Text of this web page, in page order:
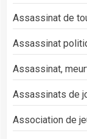
Assassinat de
Assassinat
Assassinat,
Assassinats de
Association de